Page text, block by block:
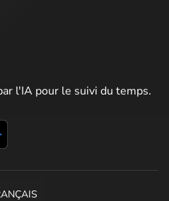
l'IA pour le suivi du temps.